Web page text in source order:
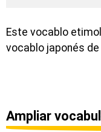
Este vocablo
vocablo japonés
Ampliar